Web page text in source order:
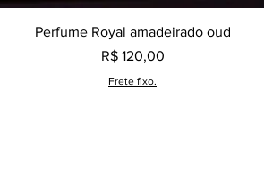
Visualização rápida
Perfume Royal amadeirado oud
Preço
R$ 120,00
Frete fixo.